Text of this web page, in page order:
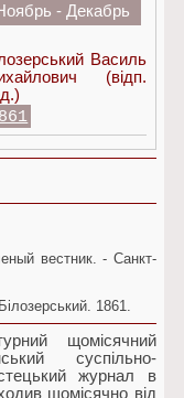
- Декабрь
Василь
(відп.
вестник. - Санкт-
1861.
щомісячний
суспільно-
журнал в
щомісячно від